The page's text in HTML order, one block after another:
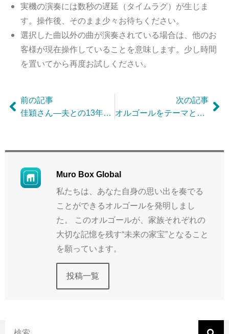
実機の演奏には数秒の遅延（タイムラグ）が生じま
す。操作後、そのまま少々お待ちください。
選択した曲以外の曲が演奏されている場合は、他のお
客様が現在操作していることを意味します。少し時間
を置いてから再度お試しください。
前の記事
佳穎さん—夫との13年間の思い出をオルゴールで再現
次の記事
オルゴールをテーマとして起業しようと思った理由は？
Muro Box Global
私たちは、あなた自身の思い出を奏でる
ことができるオルゴールを発明しまし
た。 このオルゴールが、家族それぞれの
大切な記憶を残す“未来の家宝”となること
を願っています。
投稿一覧